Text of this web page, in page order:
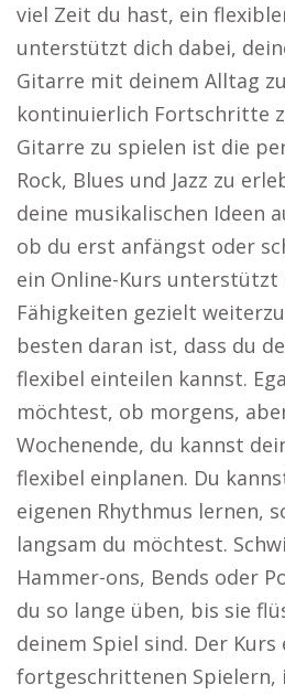
viel Zeit du hast, ein
unterstützt dich dabei,
Gitarre mit deinem Alltag
kontinuierlich Fortschritte
Gitarre zu spielen ist die
Rock, Blues und Jazz zu
deine musikalischen Ideen
ob du erst anfängst oder
ein Online-Kurs unterstützt
Fähigkeiten gezielt
besten daran ist, dass du
flexibel einteilen kannst.
möchtest, ob morgens,
Wochenende, du kannst
flexibel einplanen. Du
eigenen Rhythmus lernen,
langsam du möchtest.
Hammer-ons, Bends oder
du so lange üben, bis sie
deinem Spiel sind. Der
fortgeschrittenen Spielern,